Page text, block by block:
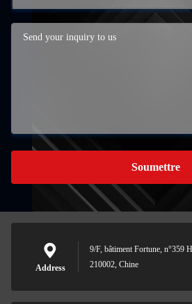
Soumettre
Address
9/F, bâtiment Fortune, n°359
210002, Chine